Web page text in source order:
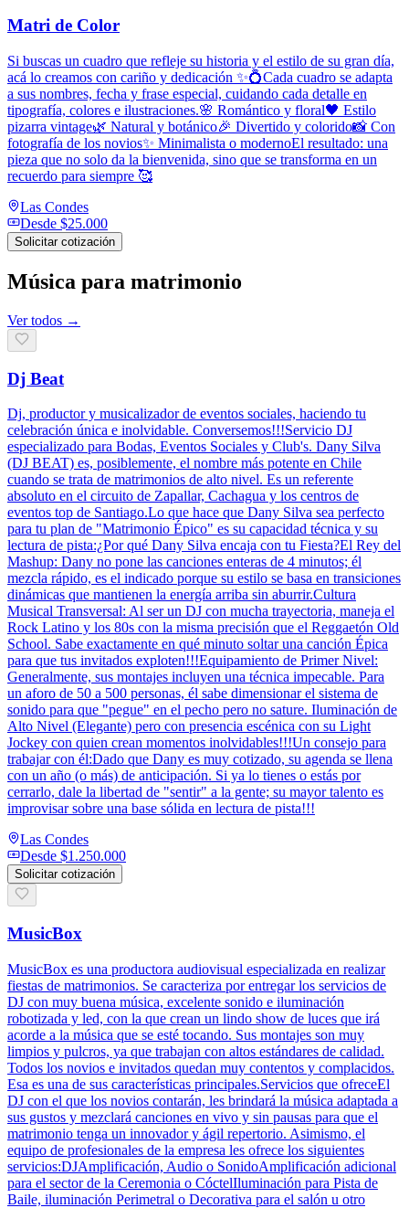
Matri de Color
Si buscas un cuadro que refleje su historia y el estilo de su gran día,
acá lo creamos con cariño y dedicación ✨💍Cada cuadro se adapta
a sus nombres, fecha y frase especial, cuidando cada detalle en
tipografía, colores e ilustraciones.🌸 Romántico y floral🖤 Estilo
pizarra vintage🌿 Natural y botánico🎉 Divertido y colorido📸 Con
fotografía de los novios✨ Minimalista o modernoEl resultado: una
pieza que no solo da la bienvenida, sino que se transforma en un
recuerdo para siempre 🥰
Las Condes
Desde $25.000
Solicitar cotización
Música para matrimonio
Ver todos →
Dj Beat
Dj, productor y musicalizador de eventos sociales, haciendo tu
celebración única e inolvidable. Conversemos!!!Servicio DJ
especializado para Bodas, Eventos Sociales y Club's. Dany Silva
(DJ BEAT) es, posiblemente, el nombre más potente en Chile
cuando se trata de matrimonios de alto nivel. Es un referente
absoluto en el circuito de Zapallar, Cachagua y los centros de
eventos top de Santiago.Lo que hace que Dany Silva sea perfecto
para tu plan de "Matrimonio Épico" es su capacidad técnica y su
lectura de pista:¿Por qué Dany Silva encaja con tu Fiesta?El Rey del
Mashup: Dany no pone las canciones enteras de 4 minutos; él
mezcla rápido, es el indicado porque su estilo se basa en transiciones
dinámicas que mantienen la energía arriba sin aburrir.Cultura
Musical Transversal: Al ser un DJ con mucha trayectoria, maneja el
Rock Latino y los 80s con la misma precisión que el Reggaetón Old
School. Sabe exactamente en qué minuto soltar una canción Épica
para que tus invitados exploten!!!Equipamiento de Primer Nivel:
Generalmente, sus montajes incluyen una técnica impecable. Para
un aforo de 50 a 500 personas, él sabe dimensionar el sistema de
sonido para que "pegue" en el pecho pero no sature. Iluminación de
Alto Nivel (Elegante) pero con presencia escénica con su Light
Jockey con quien crean momentos inolvidables!!!Un consejo para
trabajar con él:Dado que Dany es muy cotizado, su agenda se llena
con un año (o más) de anticipación. Si ya lo tienes o estás por
cerrarlo, dale la libertad de "sentir" a la gente; su mayor talento es
improvisar sobre una base sólida en lectura de pista!!!
Las Condes
Desde $1.250.000
Solicitar cotización
MusicBox
MusicBox es una productora audiovisual especializada en realizar
fiestas de matrimonios. Se caracteriza por entregar los servicios de
DJ con muy buena música, excelente sonido e iluminación
robotizada y led, con la que crean un lindo show de luces que irá
acorde a la música que se esté tocando. Sus montajes son muy
limpios y pulcros, ya que trabajan con altos estándares de calidad.
Todos los novios e invitados quedan muy contentos y complacidos.
Esa es una de sus características principales.Servicios que ofreceEl
DJ con el que los novios contarán, les brindará la música adaptada a
sus gustos y mezclará canciones en vivo y sin pausas para que el
matrimonio tenga un innovador y ágil repertorio. Asimismo, el
equipo de profesionales de la empresa les ofrece los siguientes
servicios:DJAmplificación, Audio o SonidoAmplificación adicional
para el sector de la Ceremonia o CóctelIluminación para Pista de
Baile, iluminación Perimetral o Decorativa para el salón u otro